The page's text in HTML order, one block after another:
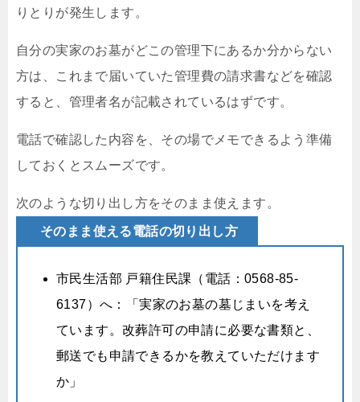
りとりが発生します。
自分の実家のお墓がどこの管理下にあるか分からない
方は、これまで届いていた管理費の請求書などを確認
すると、管理者名が記載されているはずです。
電話で確認した内容を、その場でメモできるよう準備
しておくとスムーズです。
次のような切り出し方をそのまま使えます。
そのまま使える電話の切り出し方
市民生活部 戸籍住民課（電話：0568-85-
6137）へ：「実家のお墓の墓じまいを考え
ています。改葬許可の申請に必要な書類と、
郵送でも申請できるかを教えていただけます
か」